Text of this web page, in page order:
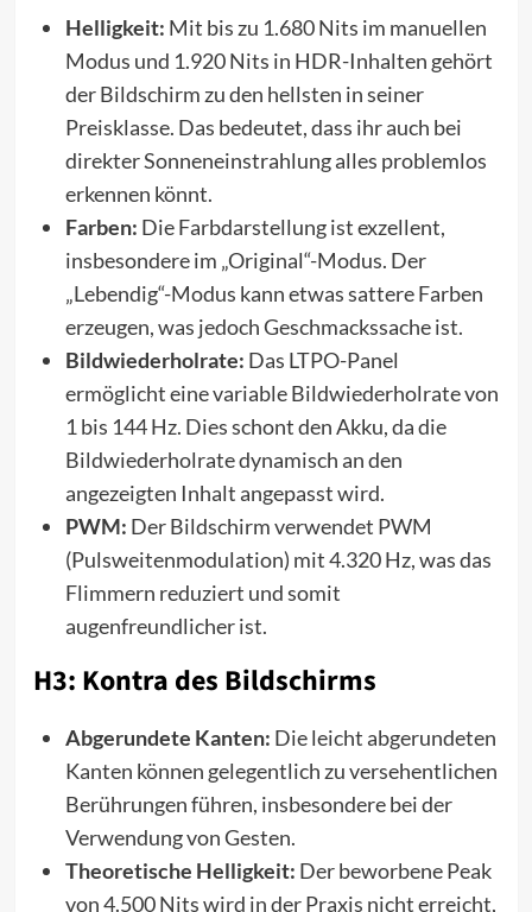
Helligkeit: Mit bis zu 1.680 Nits im manuellen
Modus und 1.920 Nits in HDR-Inhalten gehört
der Bildschirm zu den hellsten in seiner
Preisklasse. Das bedeutet, dass ihr auch bei
direkter Sonneneinstrahlung alles problemlos
erkennen könnt.
Farben: Die Farbdarstellung ist exzellent,
insbesondere im „Original“-Modus. Der
„Lebendig“-Modus kann etwas sattere Farben
erzeugen, was jedoch Geschmackssache ist.
Bildwiederholrate: Das LTPO-Panel
ermöglicht eine variable Bildwiederholrate von
1 bis 144 Hz. Dies schont den Akku, da die
Bildwiederholrate dynamisch an den
angezeigten Inhalt angepasst wird.
PWM: Der Bildschirm verwendet PWM
(Pulsweitenmodulation) mit 4.320 Hz, was das
Flimmern reduziert und somit
augenfreundlicher ist.
H3: Kontra des Bildschirms
Abgerundete Kanten: Die leicht abgerundeten
Kanten können gelegentlich zu versehentlichen
Berührungen führen, insbesondere bei der
Verwendung von Gesten.
Theoretische Helligkeit: Der beworbene Peak
von 4.500 Nits wird in der Praxis nicht erreicht,